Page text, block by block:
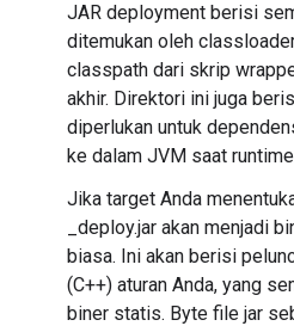
JAR deployment berisi
ditemukan oleh
classpath dari skrip
akhir. Direktori ini juga
diperlukan untuk
ke dalam JVM saat
Jika target Anda
_deploy.jar akan menjadi
biasa. Ini akan berisi
(C++) aturan Anda, yang
biner statis. Byte file jar